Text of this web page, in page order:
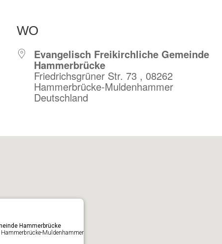
WO
Evangelisch Freikirchliche Gemeinde
Hammerbrücke
Friedrichsgrüner Str. 73 , 08262
Hammerbrücke-Muldenhammer
Deutschland
Hammerbrücke
Muldenhammer